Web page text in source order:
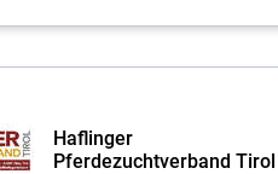
Haflinger
Pferdezuchtverband Tirol